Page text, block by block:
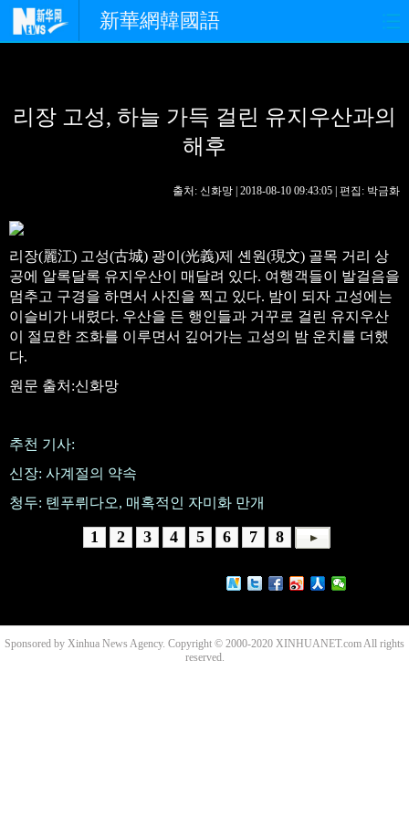
新華網韓國語
경제 사회 포토
핫 TV
생생 중국어
리장 고성, 하늘 가득 걸린 유지우산과의
해후
출처: 신화망 | 2018-08-10 09:43:05 | 편집: 박금화
리장(麗江) 고성(古城) 광이(光義)제 셴원(現文) 골목 거리 상
공에 알록달록 유지우산이 매달려 있다. 여행객들이 발걸음을
멈추고 구경을 하면서 사진을 찍고 있다. 밤이 되자 고성에는
이슬비가 내렸다. 우산을 든 행인들과 거꾸로 걸린 유지우산
이 절묘한 조화를 이루면서 깊어가는 고성의 밤 운치를 더했
다.
원문 출처:신화망
추천 기사:
신장: 사계절의 약속
청두: 톈푸뤼다오, 매혹적인 자미화 만개
1 2 3 4 5 6 7 8